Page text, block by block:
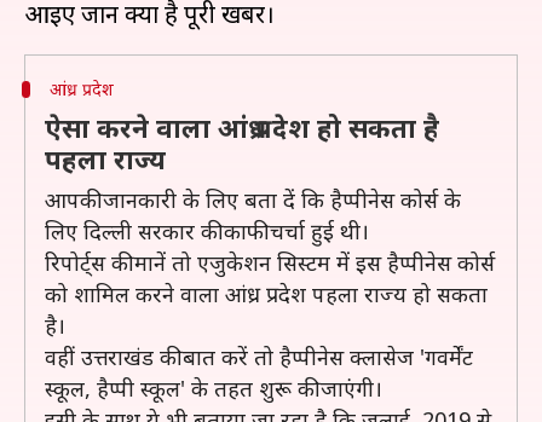
आंध्र प्रदेश
ऐसा करने वाला आंध्र प्रदेश हो सकता है
पहला राज्य
आपकी जानकारी के लिए बता दें कि हैप्पीनेस कोर्स के
लिए दिल्ली सरकार की काफी चर्चा हुई थी।
रिपोर्ट्स की मानें तो एजुकेशन सिस्टम में इस हैप्पीनेस कोर्स
को शामिल करने वाला आंध्र प्रदेश पहला राज्य हो सकता
है।
वहीं उत्तराखंड की बात करें तो हैप्पीनेस क्लासेज 'गवर्मेंट
स्कूल, हैप्पी स्कूल' के तहत शुरू की जाएंगी।